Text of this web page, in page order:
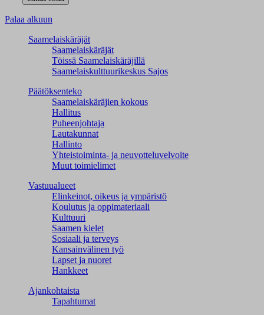
Palaa alkuun
Saamelaiskäräjät
Saamelaiskäräjät
Töissä Saamelaiskäräjillä
Saamelaiskulttuuri­keskus Sajos
Päätöksenteko
Saamelaiskäräjien kokous
Hallitus
Puheenjohtaja
Lautakunnat
Hallinto
Yhteistoiminta- ja neuvotteluvelvoite
Muut toimielimet
Vastuualueet
Elinkeinot, oikeus ja ympäristö
Koulutus ja oppimateriaali
Kulttuuri
Saamen kielet
Sosiaali ja terveys
Kansainvälinen työ
Lapset ja nuoret
Hankkeet
Ajankohtaista
Tapahtumat